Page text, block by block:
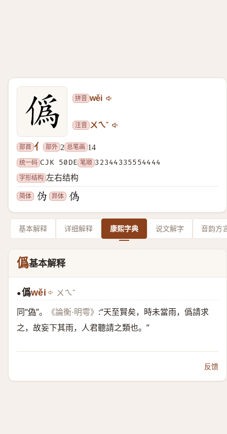
拼音 wěi
注音 ㄨㄟˇ
部首 亻 部外 2 总笔画 14
统一码 CJK 50DE 笔顺 32344335554444
字形结构 左右结构
简体 异体
基本解释 详细解释 康熙字典 说文解字 音韵方
僞基本解释
●僞wěi ㄨㄟˇ
同“偽”。 《論衡·明雩》 :“天至賢矣，時未當雨，僞請求
之，故妄下其雨，人君聽請之類也。”
反馈